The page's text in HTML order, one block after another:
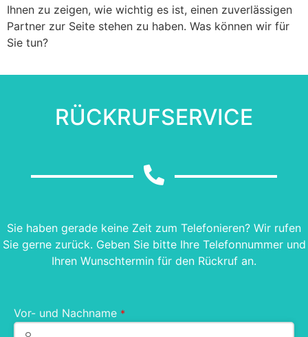
Ihnen zu zeigen, wie wichtig es ist, einen zuverlässigen
Partner zur Seite stehen zu haben. Was können wir für
Sie tun?
RÜCKRUFSERVICE
Sie haben gerade keine Zeit zum Telefonieren? Wir rufen
Sie gerne zurück. Geben Sie bitte Ihre Telefonnummer und
Ihren Wunschtermin für den Rückruf an.
Vor- und Nachname *